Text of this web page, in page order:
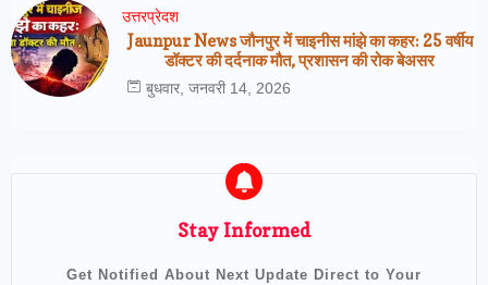
उत्तरप्रेदश
Jaunpur News जौनपुर में चाइनीस मांझे का कहर: 25 वर्षीय
डॉक्टर की दर्दनाक मौत, प्रशासन की रोक बेअसर
बुधवार, जनवरी 14, 2026
Stay Informed
Get Notified About Next Update Direct to Your